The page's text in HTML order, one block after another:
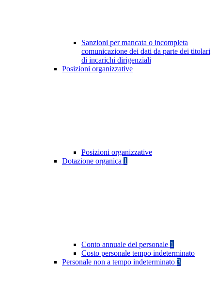
Sanzioni per mancata o incompleta
comunicazione dei dati da parte dei titolari
di incarichi dirigenziali
Posizioni organizzative
Posizioni organizzative
Dotazione organica 1
Conto annuale del personale 1
Costo personale tempo indeterminato
Personale non a tempo indeterminato 3